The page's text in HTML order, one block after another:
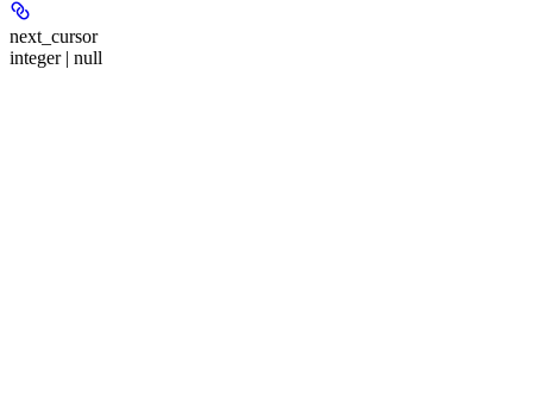
next_cursor
integer | null